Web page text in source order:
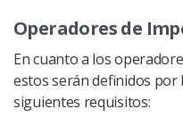
Operadores de
En cuanto a los
estos serán definidos por
siguientes requisitos: